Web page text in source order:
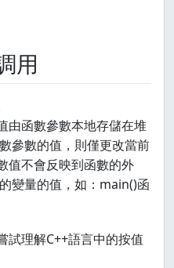
用
由函數參數本地存儲在堆
參數的值，則僅更改當前
值不會反映到函數的外
變量的值，如：main()函
試理解C++語言中的按值